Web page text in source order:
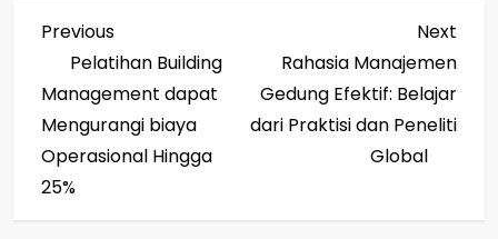
P
o
s
t
Previous
Post
Previous
Pelatihan Building
Management dapat
Mengurangi biaya
Operasional Hingga
25%
Post
Next
Rahasia Manajemen
Gedung Efektif: Belajar
dari Praktisi dan Peneliti
Global